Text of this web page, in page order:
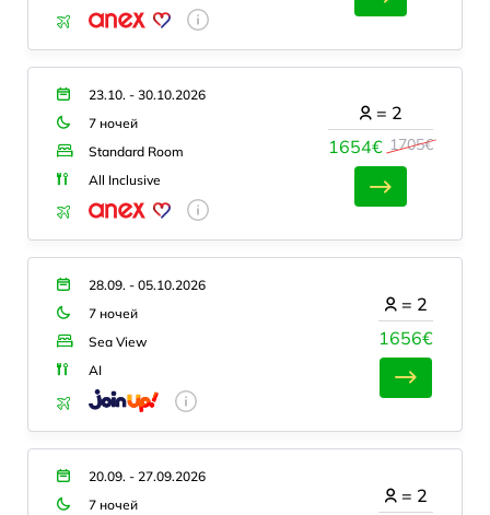
23.10. - 30.10.2026
7 ночей
Standard Room
All Inclusive
1654€ 1705€
= 2
28.09. - 05.10.2026
7 ночей
Sea View
AI
1656€
= 2
20.09. - 27.09.2026
7 ночей
= 2